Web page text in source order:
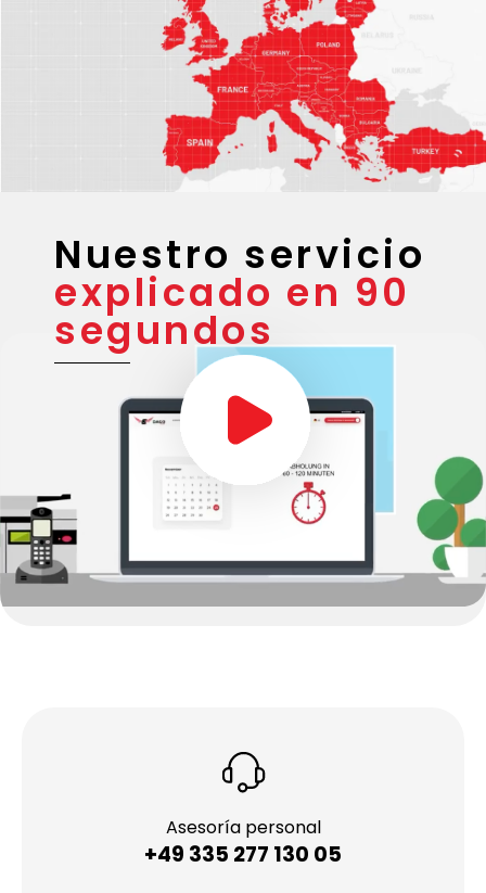
Nuestro servicio
explicado en 90
segundos
Asesoría personal
+49 335 277 130 05